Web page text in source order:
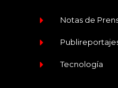
Notas de
Tecnología